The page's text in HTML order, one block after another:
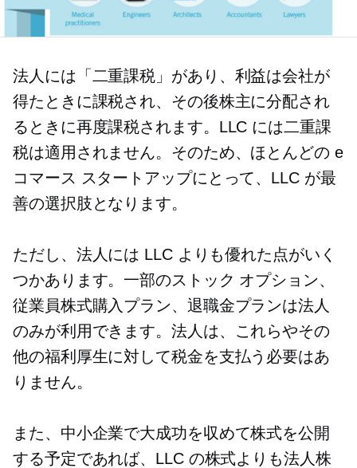
法人には「二重課税」があり、利益は会社が
得たときに課税され、その後株主に分配され
るときに再度課税されます。LLC には二重課
税は適用されません。そのため、ほとんどの e
コマース スタートアップにとって、LLC が最
善の選択肢となります。
ただし、法人には LLC よりも優れた点がいく
つかあります。一部のストック オプション、
従業員株式購入プラン、退職金プランは法人
のみが利用できます。法人は、これらやその
他の福利厚生に対して税金を支払う必要はあ
りません。
また、中小企業で大成功を収めて株式を公開
する予定であれば、LLC の株式よりも法人株